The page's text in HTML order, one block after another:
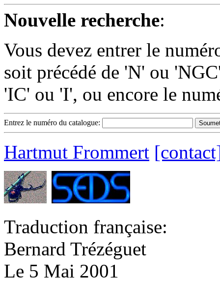
Nouvelle recherche:
Vous devez entrer le
soit précédé de 'N' ou
'IC' ou 'I', ou encore le
Entrez le numéro du catalogue:
Hartmut Frommert
Traduction française:
Bernard Trézéguet
Le 5 Mai 2001